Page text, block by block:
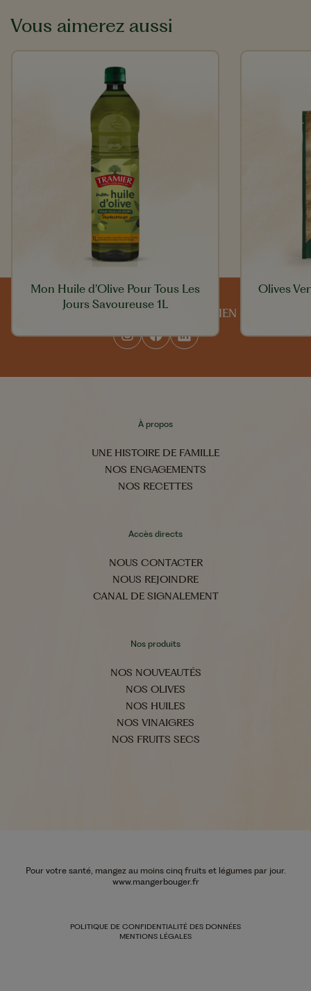
Vous aimerez aussi
Mon Huile d’Olive Pour Tous Les
Jours Savoureuse 1L
Olives
SUIVEZ-NOUS AU QUOTIDIEN
À propos
UNE HISTOIRE DE FAMILLE
NOS ENGAGEMENTS
NOS RECETTES
Accès directs
NOUS CONTACTER
NOUS REJOINDRE
CANAL DE SIGNALEMENT
Nos produits
NOS NOUVEAUTÉS
NOS OLIVES
NOS HUILES
NOS VINAIGRES
NOS FRUITS SECS
Pour votre santé, mangez au moins cinq fruits et légumes par jour.
www.mangerbouger.fr
POLITIQUE DE CONFIDENTIALITÉ DES DONNÉES
MENTIONS LÉGALES